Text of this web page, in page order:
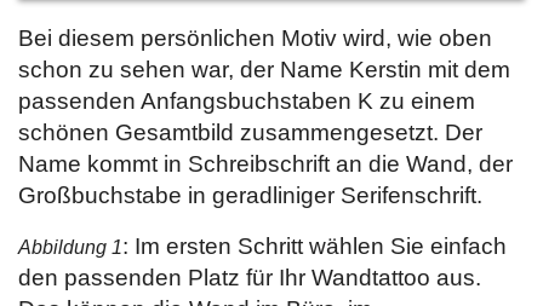
Bei diesem persönlichen Motiv wird, wie oben
schon zu sehen war, der Name Kerstin mit dem
passenden Anfangsbuchstaben K zu einem
schönen Gesamtbild zusammengesetzt. Der
Name kommt in Schreibschrift an die Wand, der
Großbuchstabe in geradliniger Serifenschrift.
Abbildung 1: Im ersten Schritt wählen Sie einfach
den passenden Platz für Ihr Wandtattoo aus.